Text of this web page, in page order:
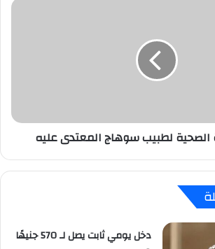
الصحية لطبيب سوهاج المعتدى عليه
دخل يومي ثابت يصل لـ 570 جنيهًا